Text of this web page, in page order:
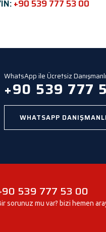
+90 539 777 53 00
WhatsApp ile Ücretsiz
+90 539 777
WHATSAPP
539 777 53 00
sorunuz mu var? bizi hemen